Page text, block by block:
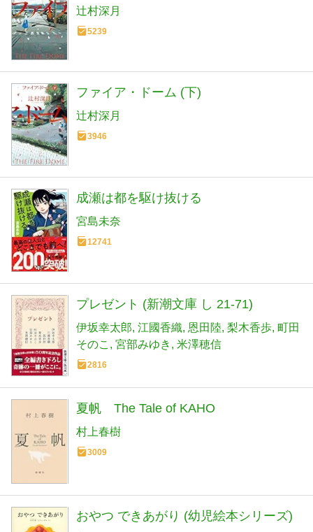
辻村深月
5239
ファイア・ドーム (下)
辻村深月
3946
成瀬は都を駆け抜ける
宮島未奈
12741
プレゼント (新潮文庫 し 21-71)
伊坂幸太郎 江國香織 恩田陸 梨木香歩 町田
そのこ
宮部みゆき 米澤穂信
2816
夏帆 The Tale of KAHO
村上春樹
3009
おやつ できあがり (幼児絵本シリーズ)